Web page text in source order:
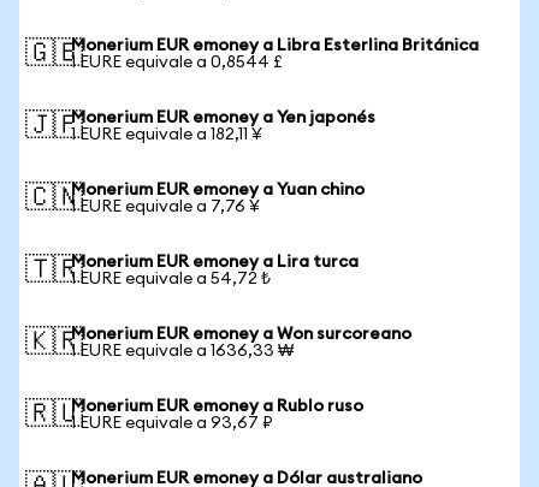
🇬🇧Monerium EUR emoney a Libra Esterlina Británica
1 EURE equivale a 0,8544 £
🇯🇵Monerium EUR emoney a Yen japonés
1 EURE equivale a 182,11 ¥
🇨🇳Monerium EUR emoney a Yuan chino
1 EURE equivale a 7,76 ¥
🇹🇷Monerium EUR emoney a Lira turca
1 EURE equivale a 54,72 ₺
🇰🇷Monerium EUR emoney a Won surcoreano
1 EURE equivale a 1636,33 ₩
🇷🇺Monerium EUR emoney a Rublo ruso
1 EURE equivale a 93,67 ₽
Monerium EUR emoney a Dólar australiano